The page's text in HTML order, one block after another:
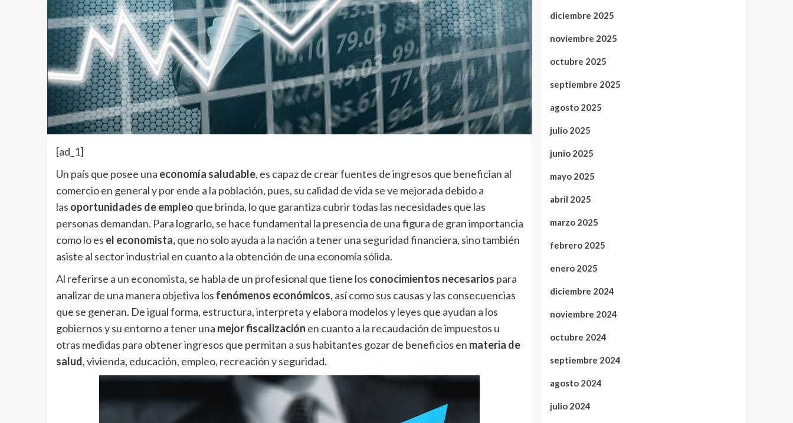
[ad_1]
Un país que posee una economía saludable, es capaz de crear fuentes de ingresos que benefician al
comercio en general y por ende a la población, pues, su calidad de vida se ve mejorada debido a
las oportunidades de empleo que brinda, lo que garantiza cubrir todas las necesidades que las
personas demandan. Para lograrlo, se hace fundamental la presencia de una figura de gran importancia
como lo es el economista,que no solo ayuda a la nación a tener una seguridad financiera, sino también
asiste al sector industrial en cuanto a la obtención de una economía sólida.
Al referirse a un economista, se habla de un profesional que tiene los conocimientos necesarios para
analizar de una manera objetiva los fenómenos económicos, así como sus causas y las consecuencias
que se generan. De igual forma, estructura, interpreta y elabora modelos y leyes que ayudan a los
gobiernos y su entorno a tener una mejor fiscalización en cuanto a la recaudación de impuestos u
otras medidas para obtener ingresos que permitan a sus habitantes gozar de beneficios en materia de
salud, vivienda, educación, empleo, recreación y seguridad.
diciembre 2025
noviembre 2025
octubre 2025
septiembre 2025
agosto 2025
julio 2025
junio 2025
mayo 2025
abril 2025
marzo 2025
febrero 2025
enero 2025
diciembre 2024
noviembre 2024
octubre 2024
septiembre 2024
agosto 2024
julio 2024